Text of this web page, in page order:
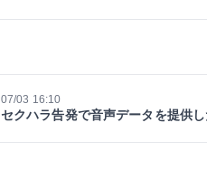
07/03 16:10
セクハラ告発で音声データを提供